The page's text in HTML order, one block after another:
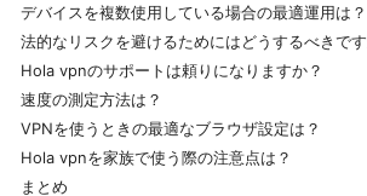
デバイスを複数使用している場合の最適運用は？
法的なリスクを避けるためにはどうするべきで
Hola vpnのサポートは頼りになりますか？
速度の測定方法は？
VPNを使うときの最適なブラウザ設定は？
Hola vpnを家族で使う際の注意点は？
まとめ